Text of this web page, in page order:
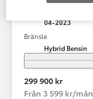
04-2023
Bränsle
Hybrid Bensin
299 900 kr
Från 3 599 kr/mån